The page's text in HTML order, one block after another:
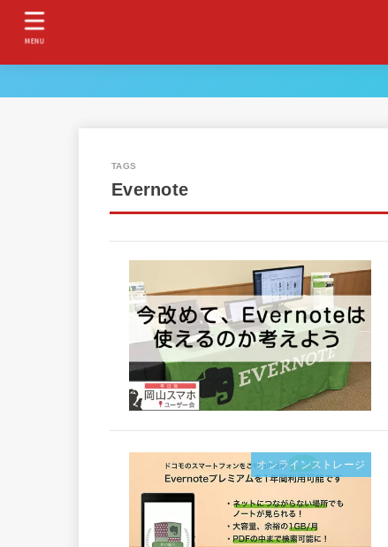
MENU
Evernote
オンラインストレージ